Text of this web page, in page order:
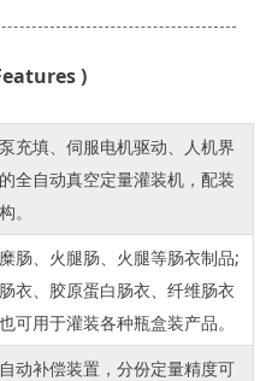
)
充填、伺服电机驱动、人机界
全自动真空定量灌装机，配装
。
肠、火腿肠、火腿等肠衣制品;
衣、胶原蛋白肠衣、纤维肠衣
可用于灌装各种瓶盒装产品。
动补偿装置，分份定量精度可